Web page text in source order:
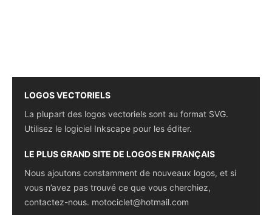
LOGOS VECTORIELS
La plupart des logos vectoriels sont au format SVG.
Utilisez le logiciel Inkscape pour les éditer.
LE PLUS GRAND SITE DE LOGOS EN FRANÇAIS
Nous ajoutons constamment de nouveaux logos, et si
vous n’avez pas trouvé ce que vous cherchiez,
contactez-nous. motociclet@hotmail.com